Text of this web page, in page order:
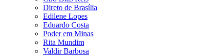
Direto de Brasília
Edilene Lopes
Eduardo Costa
Poder em Minas
Rita Mundim
Valdir Barbosa